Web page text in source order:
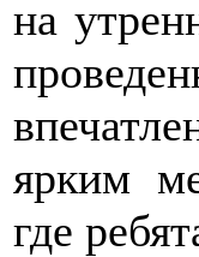
на
ярким
где